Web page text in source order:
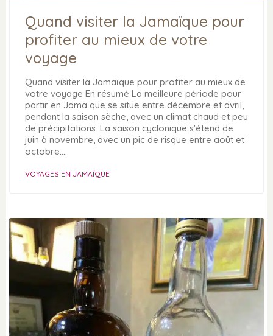
Quand visiter la Jamaïque pour
profiter au mieux de votre
voyage
Quand visiter la Jamaïque pour profiter au mieux de
votre voyage En résumé La meilleure période pour
partir en Jamaïque se situe entre décembre et avril,
pendant la saison sèche, avec un climat chaud et peu
de précipitations. La saison cyclonique s'étend de
juin à novembre, avec un pic de risque entre août et
octobre.…
VOYAGES EN JAMAÏQUE